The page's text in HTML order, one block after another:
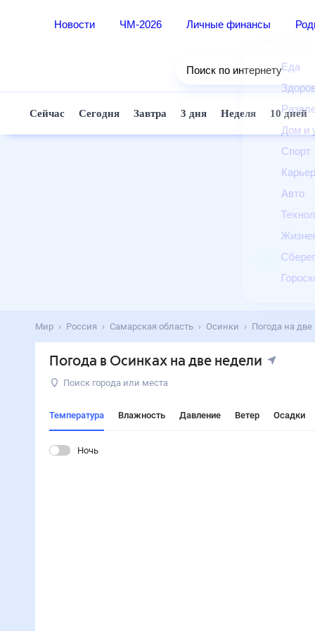
Новости ЧМ-2026 Личные финансы
Еда
Дом
Спорт
Авто
Поиск по интернету
Сейчас Сегодня Завтра 3 дня Неделя 10
Мир Россия Самарская область Осинки Погода на
Погода в Осинках на две недели
Поиск города или места
Температура Влажность Давление Ветер Осадки
Ночь